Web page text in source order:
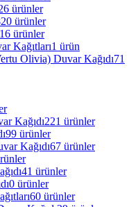
ürünler
ürünler
ürünler
Kağıtları1 ürün
Olivia) Duvar Kağıdı71
Kağıdı221 ürünler
99 ürünler
Kağıdı67 ürünler
41 ürünler
0 ürünler
60 ürünler